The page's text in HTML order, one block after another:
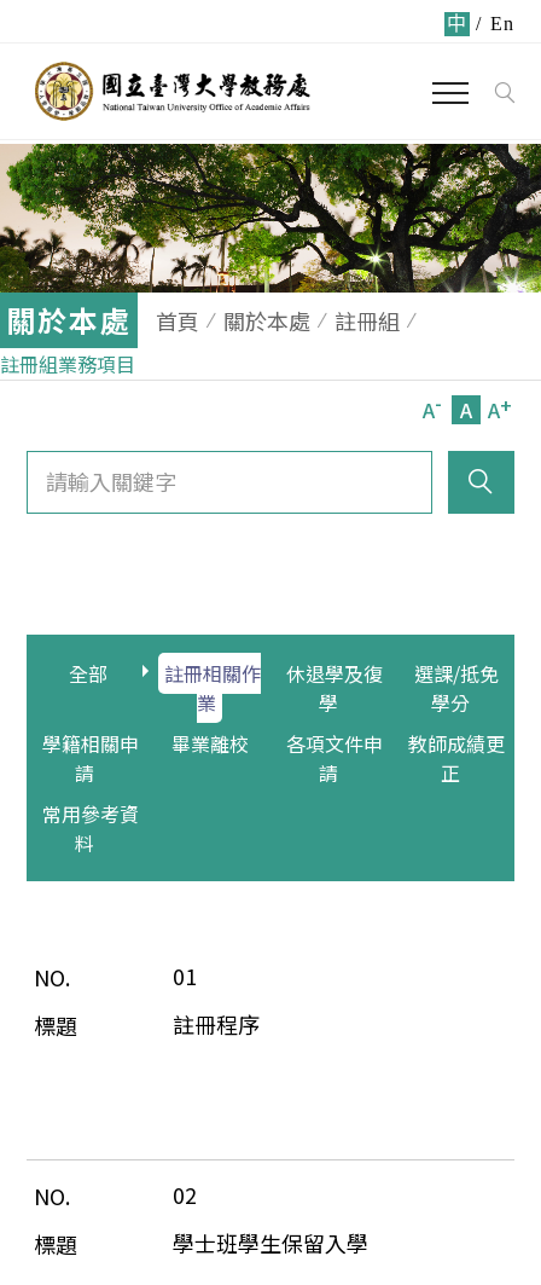
中 / En
關於本處 首頁 關於本處 註冊組
註冊組業務項目
A- A A+
全部
註冊相關作
業
休退學及復
學
選課/抵免
學分
學籍相關申
請
畢業離校
各項文件申
請
教師成績更
正
常用參考資
料
01
註冊程序
02
學士班學生保留入學